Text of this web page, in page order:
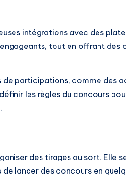
intégrations avec des
tout en offrant des
de participations, comme des
les règles du concours
des tirages au sort. Elle
lancer des concours en